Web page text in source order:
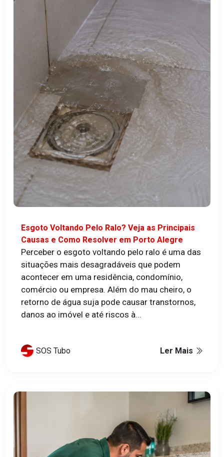
Esgoto Voltando Pelo Ralo? Veja as Principais
Causas e Como Resolver em Porto Alegre
Perceber o esgoto voltando pelo ralo é uma das
situações mais desagradáveis que podem
acontecer em uma residência, condomínio,
comércio ou empresa. Além do mau cheiro, o
retorno de água suja pode causar transtornos,
danos ao imóvel e até riscos à...
SOS Tubo Ler Mais